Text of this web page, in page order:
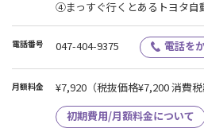
④まっすぐ行くとあるトヨタ自
電話番号 047-404-9375 電話を
月額料金 ¥7,920 （税抜価格¥7,200 消費税
初期費用/月額料金について